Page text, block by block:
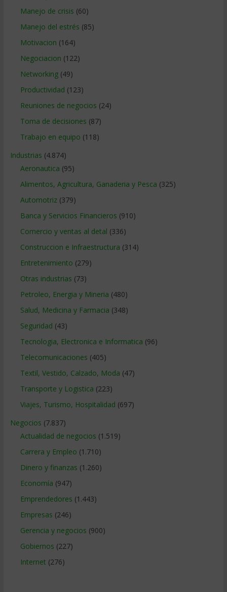
Manejo de crisis (60)
Manejo del estrés (85)
Motivacion (164)
Negociacion (122)
Networking(49)
Productividad (123)
Reuniones de negocios (24)
Toma de decisiones (87)
Trabajo en equipo (118)
Industrias (4.874)
Aeronautica (95)
Alimentos, Agricultura, Ganaderia y Pesca (325)
Automotriz(379)
Banca y Servicios Financieros (910)
Comercio y ventas al detal (336)
Construccion e Infraestructura (314)
Entretenimiento (279)
Otras industrias (73)
Petroleo, Energia y Mineria (480)
Salud, Medicina y Farmacia (348)
Seguridad (43)
Tecnologia, Electronica e Informatica (96)
Telecomunicaciones (405)
Textil, Vestido, Calzado, Moda (47)
Transporte y Logistica (223)
Viajes, Turismo, Hospitalidad (697)
Negocios (7.837)
Actualidad de negocios (1.519)
Carrera y Empleo (1.710)
Dinero y finanzas (1.260)
Economía (947)
Emprendedores (1.443)
Empresas (246)
Gerencia y negocios (900)
Gobiernos (227)
Internet (276)